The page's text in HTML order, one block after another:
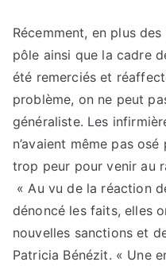
Récemment, en plus
pôle ainsi que la cadre
été remerciés et
problème, on ne peut
généraliste. Les
n’avaient même pas
trop peur pour venir au
« Au vu de la réaction
dénoncé les faits, elles
nouvelles sanctions et
Patricia Bénézit. « Une